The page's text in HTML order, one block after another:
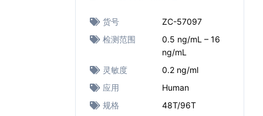
货号
ZC-57097
检测范围
0.5 ng/mL – 16
ng/mL
灵敏度
0.2 ng/ml
应用
Human
规格
48T/96T